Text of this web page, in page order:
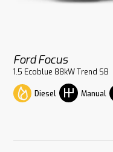
Ford Focus
1.5 Ecoblue 88kW Trend SB
Diesel Manual